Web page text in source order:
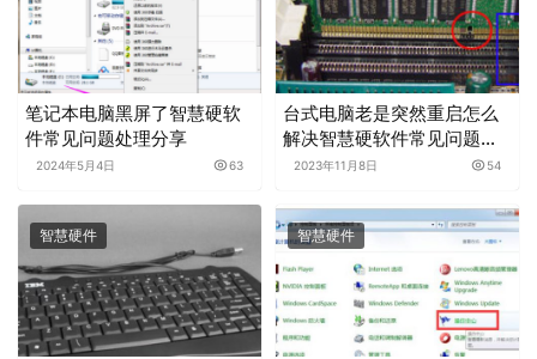
笔记本电脑黑屏了智慧硬软
件常见问题处理分享
2024年5月4日 63
台式电脑老是突然重启怎么
解决智慧硬软件常见问题处
理分享
2023年11月8日 54
智慧硬件 智慧硬件